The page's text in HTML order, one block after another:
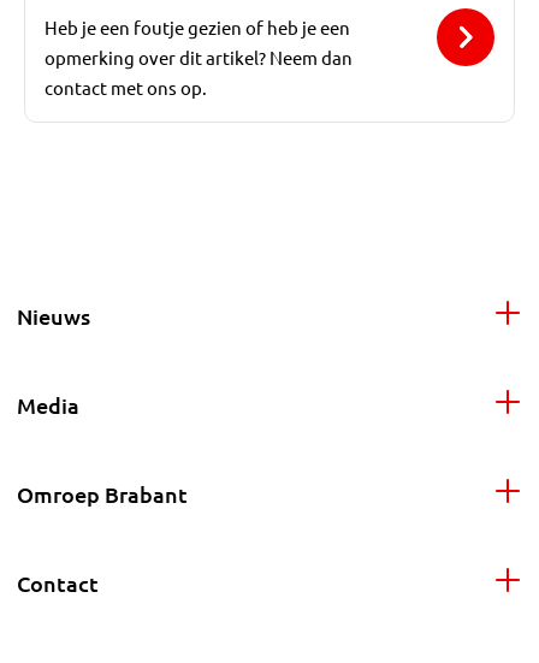
Heb je een foutje gezien of heb je een
opmerking over dit artikel? Neem dan
contact met ons op.
Nieuws
Media
Omroep Brabant
Contact